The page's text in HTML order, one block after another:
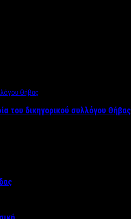
του δικηγορικού συλλόγου Θήβας